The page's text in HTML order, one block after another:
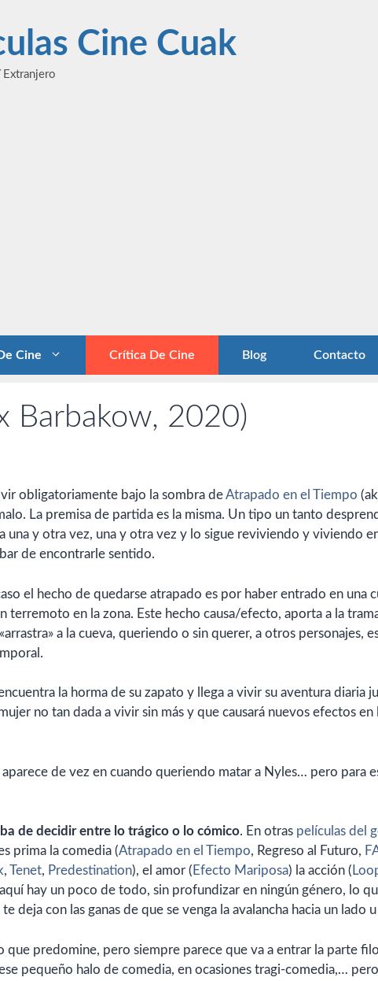
Cine Cuak
Extranjero
Cine Crítica De Cine Blog Contacto
Barbakow, 2020)
obligatoriamente bajo la sombra deAtrapado en el Tiempo
La premisa de partida es la misma. Un tipo un tanto
una y otra vez, una y otra vez y lo sigue reviviendo y viviendo
de encontrarle sentido.
el hecho de quedarse atrapado es por haber entrado en una
terremoto en la zona. Este hecho causa/efecto, aporta a la
a la cueva, queriendo o sin querer, a otros personajes,
la horma de su zapato y llega a vivir su aventura diaria
no tan dada a vivir sin más y que causará nuevos efectos en
de vez en cuando queriendo matar a Nyles… pero para
de decidir entre lo trágico o lo cómico. En otras películas del
prima la comedia (Atrapado en el Tiempo, Regreso al Futuro,
, Tenet, Predestination), el amor ( Efecto Mariposa) la acción (
hay un poco de todo, sin profundizar en ningún género, lo
deja con las ganas de que se venga la avalancha hacia un lado
que predomine, pero siempre parece que va a entrar la parte
pequeño halo de comedia, en ocasiones tragi-comedia,…